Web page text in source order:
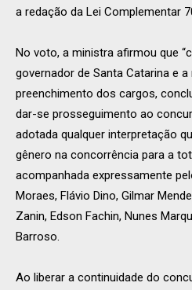
a redação da Lei Complementar
No voto, a ministra afirmou que
governador de Santa Catarina e
preenchimento dos cargos,
dar-se prosseguimento ao
adotada qualquer interpretação
gênero na concorrência para a
acompanhada expressamente
Moraes, Flávio Dino, Gilmar
Zanin, Edson Fachin, Nunes
Barroso.
Ao liberar a continuidade do